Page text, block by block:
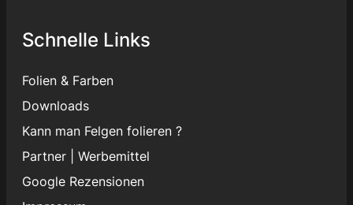
Schnelle Links
Folien & Farben
Downloads
Kann man Felgen folieren ?
Partner
Werbemittel
Google Rezensionen